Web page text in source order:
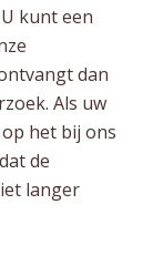
kunt een
dan
Als uw
het bij ons
de
langer